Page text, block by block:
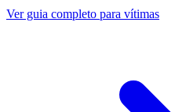
Ver guia completo para vítimas